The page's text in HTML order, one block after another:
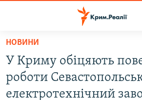
Перейти
основного
матеріалу
Перейти
ВОДА.КРИМ
ВІДЕО ТА ФОТО
НОВИНИ
У Криму обіцяють
роботи
електротехнічний